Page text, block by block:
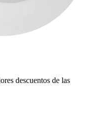
descuentos de las